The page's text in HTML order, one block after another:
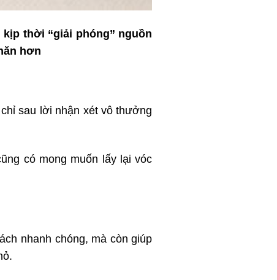
thời “giải phóng” nguồn
hơn
sau lời nhận xét vô thưởng
có mong muốn lấy lại vóc
nhanh chóng, mà còn giúp